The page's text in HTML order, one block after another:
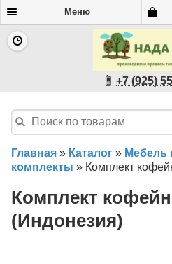
Меню
+7 (925)
Главная » Каталог » Мебель
комплекты » Комплект
Комплект
(Индонезия)